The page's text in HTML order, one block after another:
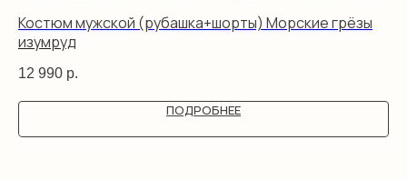
Костюм мужской (рубашка+шорты) Морские грёзы
изумруд
12 990 р.
ПОДРОБНЕЕ